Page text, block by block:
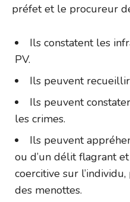
préfet et le procureur
Ils constatent les
PV.
Ils peuvent
Ils peuvent
les crimes.
Ils peuvent
ou d’un délit flagrant
coercitive sur
des menottes.